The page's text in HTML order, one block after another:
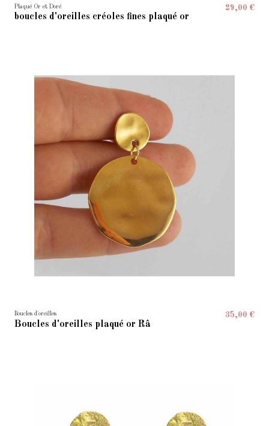
Plaqué Or et Doré
boucles d'oreilles créoles fines plaqué or
29,00 €
Boucles d'oreilles
Boucles d'oreilles plaqué or Râ
35,00 €